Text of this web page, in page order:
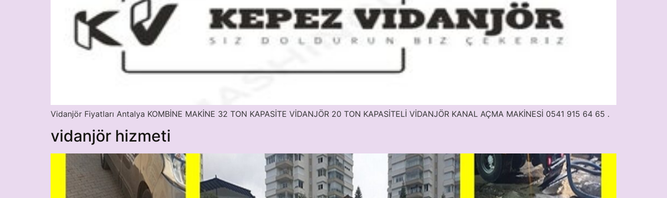
Vidanjör Fiyatları Antalya KOMBİNE MAKİNE 32 TON KAPASİTE VİDANJÖR 20 TON KAPASİTELİ VİDANJÖR KANAL AÇMA MAKİNESİ 0541 915 64 65 .
vidanjör hizmeti